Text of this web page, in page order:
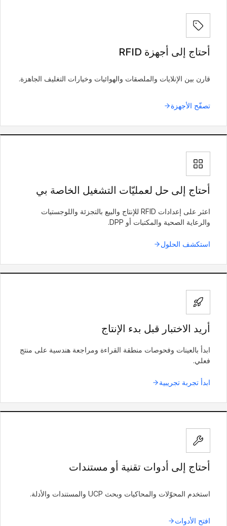
أحتاج إلى أجهزة RFID
قارن بين الإنلايات والملصقات والهوائيات وخيارات التغليف الجاهزة.
تصفّح الأجهزة
أحتاج إلى حل لعمليّات التشغيل الخاصة بي
اعثر على إعدادات RFID للإنتاج والبيع بالتجزئة واللوجستيات
والرعاية الصحية والمكتبات أو DPP.
استكشف الحلول
أريد الاختبار قبل بدء الإنتاج
ابدأ بالعينات وفحوصات منطقة القراءة ومراجعة هندسية على منتج
فعلي.
ابدأ تجربة تجريبية
أحتاج إلى أدوات تقنية أو مستندات
استخدم المحوّلات والمحاكيات وبحث UCP والمستندات والأدلة.
افتح الأدوات